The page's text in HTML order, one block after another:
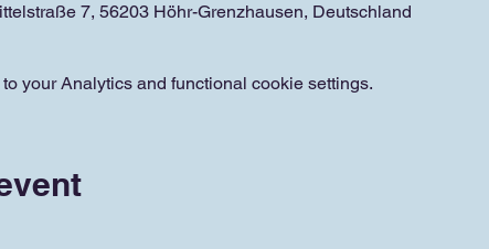
7, 56203 Höhr-Grenzhausen, Deutschland
your Analytics and functional cookie settings.